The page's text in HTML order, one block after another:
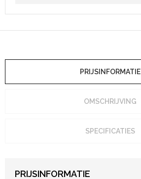
PRIJSINFORMATIE
OMSCHRIJVING
SPECIFICATIES
PRIJSINFORMATIE